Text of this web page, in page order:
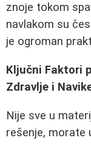
znoje tokom
navlakom su
je ogroman
Ključni Faktori
Zdravlje i
Nije sve u
rešenje, morate